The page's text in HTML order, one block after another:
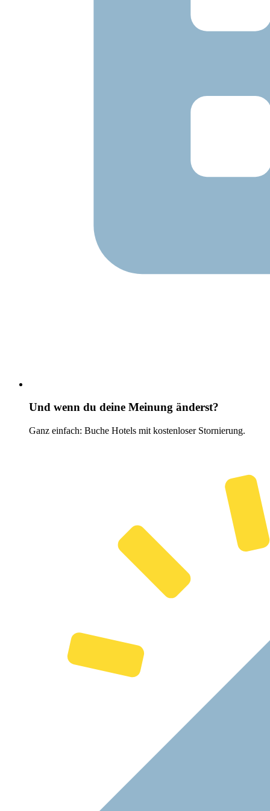
Und wenn du deine Meinung änderst?
Ganz einfach: Buche Hotels mit kostenloser Stornierung.